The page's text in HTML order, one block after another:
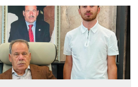
birlik ve beraberlik ruhunu daha
hayata geçirmek için ekip...